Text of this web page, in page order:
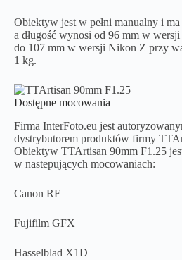
Obiektyw jest w pełni manualny i
a długość wynosi od 96 mm w
do 107 mm w wersji Nikon Z przy
1 kg.
Dostępne mocowania
Firma InterFoto.eu jest
dystrybutorem produktów firmy
Obiektyw TTArtisan 90mm F1.25
w nastepujących mocowaniach:
Canon RF
Fujifilm GFX
Hasselblad X1D